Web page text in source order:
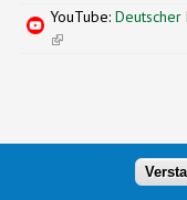
YouTube:Deutscher
(link is external)
Simple Themes .